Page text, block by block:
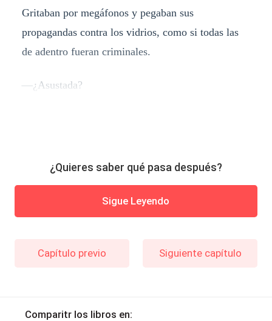
Gritaban por megáfonos y pegaban sus
propagandas contra los vidrios, como si todas las
de adentro fueran criminales.
—¿Asustada?
¿Quieres saber qué pasa después?
Sigue Leyendo
Capítulo previo Siguiente capítulo
Comparitr los libros en: